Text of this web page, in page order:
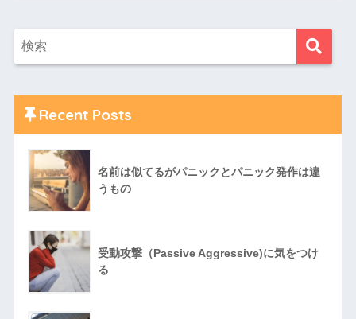
Recent Posts
名前は似てるがパニックとパニック発作は違
うもの
受動攻撃（Passive Aggressive)に気をつけ
る